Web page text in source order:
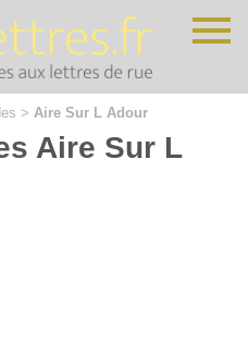
> Aire Sur L Adour
Aire Sur L